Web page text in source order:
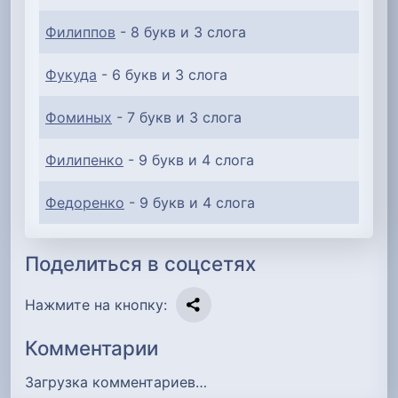
Филиппов - 8 букв и 3 слога
Фукуда - 6 букв и 3 слога
Фоминых - 7 букв и 3 слога
Филипенко - 9 букв и 4 слога
Федоренко - 9 букв и 4 слога
Поделиться в соцсетях
Нажмите на кнопку:
Комментарии
Загрузка комментариев…